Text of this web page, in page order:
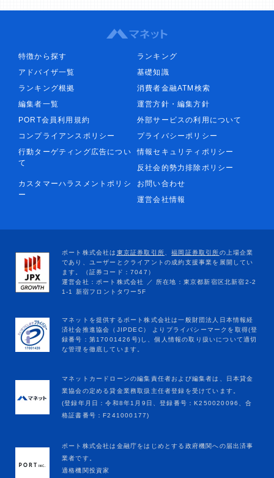
特徴から探す
ランキング
アドバイザ一覧
基礎知識
ランキング根拠
消費者金融ATM検索
編集者一覧
運営方針・編集方針
PORT会員利用規約
外部サービスの利用について
コンプライアンスポリシー
プライバシーポリシー
行動ターゲティング広告につい
て
情報セキュリティポリシー
反社会的勢力排除ポリシー
カスタマーハラスメントポリシ
ー
お問い合わせ
運営会社情報
マネットカードローンの編集責任者および編集者は、日本貸金
業協会の定める貸金業務取扱主任者登録を受けています。
(登録年月日：令和8年1月9日、登録番号：K250020096、合
格証書番号：F241000177)
ポート株式会社は金融庁をはじめとする政府機関への届出済事
業者です。
適格機関投資家